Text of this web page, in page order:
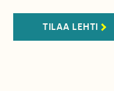
TILAA LEHTI